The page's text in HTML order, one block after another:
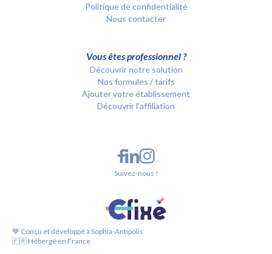
Politique de confidentialité
Nous contacter
Vous êtes professionnel ?
Découvrir notre solution
Nos formules / tarifs
Ajouter votre établissement
Découvrir l'affiliation
💙 Conçu et développé à Sophia-Antipolis
🇫🇷 Hébergé en France
Suivez-nous !